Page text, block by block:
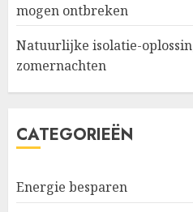
mogen ontbreken
Natuurlijke isolatie-
zomernachten
CATEGORIEËN
Energie besparen